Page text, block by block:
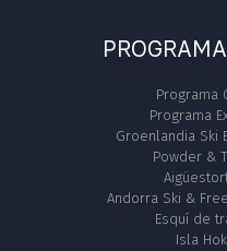
Programa
Programa
Groenlandia Ski
Powder &
Andorra Ski &
Esquí de
Isla